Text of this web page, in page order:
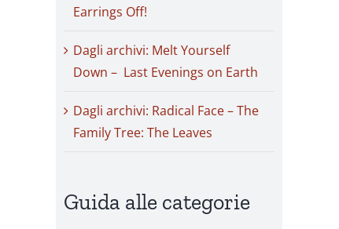
Earrings Off!
Dagli archivi: Melt Yourself
Down – Last Evenings on Earth
Dagli archivi: Radical Face – The
Family Tree: The Leaves
Guida alle categorie